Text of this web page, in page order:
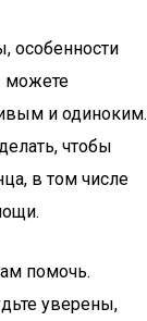
особенности
можете
и одиноким.
чтобы
в том числе
помочь.
уверены,